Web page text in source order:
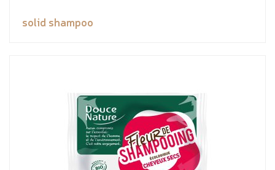
solid shampoo